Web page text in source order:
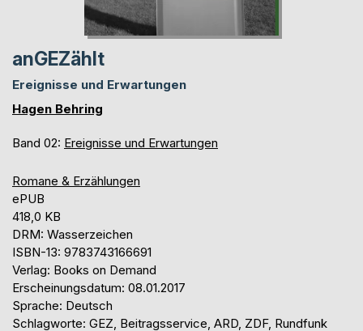
anGEZählt
Ereignisse und Erwartungen
Hagen Behring
Band 02: Ereignisse und Erwartungen
Romane & Erzählungen
ePUB
418,0 KB
DRM: Wasserzeichen
ISBN-13: 9783743166691
Verlag: Books on Demand
Erscheinungsdatum: 08.01.2017
Sprache: Deutsch
Schlagworte: GEZ, Beitragsservice, ARD, ZDF, Rundfunk